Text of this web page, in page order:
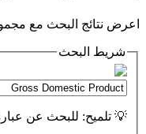
اعرض نتائج البحث مع
شريط البحث
💡 تلميح: للبحث عن